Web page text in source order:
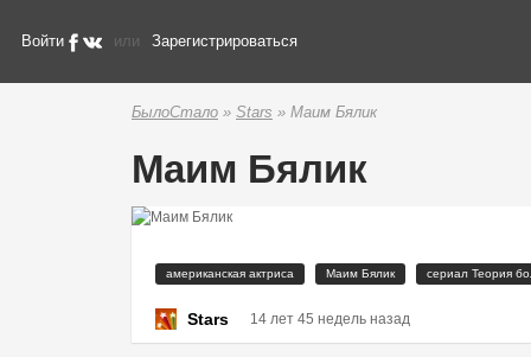
Войти или Зарегистрироваться
БылоСтало » Stars » Маим Бялик
Маим Бялик
американская актриса Маим Бялик сериал Теория
Stars 14 лет 45 недель назад